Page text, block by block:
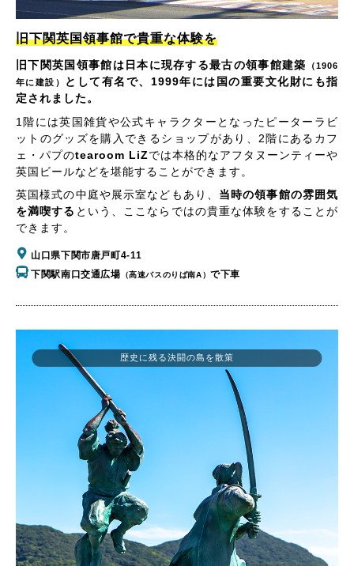
旧下関英国領事館で貴重な体験を
旧下関英国領事館は日本に現存する最古の領事館建築
（1906
年に建設）
として有名で、1999年には国の重要文化財にも指
定されました。
1階には英国雑貨や公式キャラクターとなったピーターラビ
ットのグッズを購入できるショップがあり、2階にあるカフ
ェ・パプのtearoom LiZでは本格的なアフタヌーンティーや
英国ビールなどを堪能することができます。
英国様式の中庭や展示室などもあり、 当時の領事館の雰囲気
を満喫する という、ここならではの貴重な体験をすることが
できます。
山口県下関市唐戸町4-11
下関駅南口交通広場 （高速バスのりば南A）で下車
歴史に残る決闘の島を散策